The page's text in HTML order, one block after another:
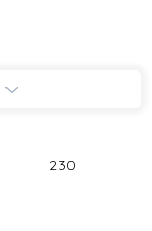
230